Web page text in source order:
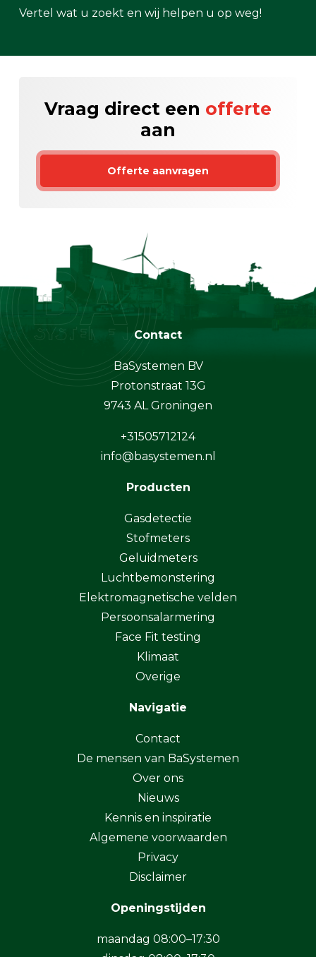
Vertel wat u zoekt en wij helpen u op weg!
Vraag direct een offerte
aan
Offerte aanvragen
Contact
BaSystemen BV
Protonstraat 13G
9743 AL Groningen
+31505712124
info@basystemen.nl
Producten
Gasdetectie
Stofmeters
Geluidmeters
Luchtbemonstering
Elektromagnetische velden
Persoonsalarmering
Face Fit testing
Klimaat
Overige
Navigatie
Contact
De mensen van BaSystemen
Over ons
Nieuws
Kennis en inspiratie
Algemene voorwaarden
Privacy
Disclaimer
Openingstijden
maandag 08:00–17:30